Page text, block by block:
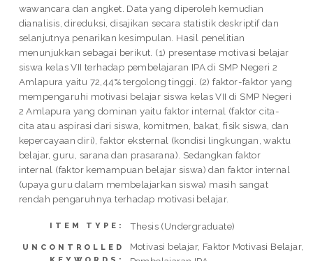
wawancara dan angket. Data yang diperoleh kemudian
dianalisis, direduksi, disajikan secara statistik deskriptif dan
selanjutnya penarikan kesimpulan. Hasil penelitian
menunjukkan sebagai berikut. (1) presentase motivasi belajar
siswa kelas VII terhadap pembelajaran IPA di SMP Negeri 2
Amlapura yaitu 72,44% tergolong tinggi. (2) faktor-faktor yang
mempengaruhi motivasi belajar siswa kelas VII di SMP Negeri
2 Amlapura yang dominan yaitu faktor internal (faktor cita-
cita atau aspirasi dari siswa, komitmen, bakat, fisik siswa, dan
kepercayaan diri), faktor eksternal (kondisi lingkungan, waktu
belajar, guru, sarana dan prasarana). Sedangkan faktor
internal (faktor kemampuan belajar siswa) dan faktor internal
(upaya guru dalam membelajarkan siswa) masih sangat
rendah pengaruhnya terhadap motivasi belajar.
ITEM TYPE: Thesis (Undergraduate)
UNCONTROLLED
Motivasi belajar, Faktor Motivasi Belajar,